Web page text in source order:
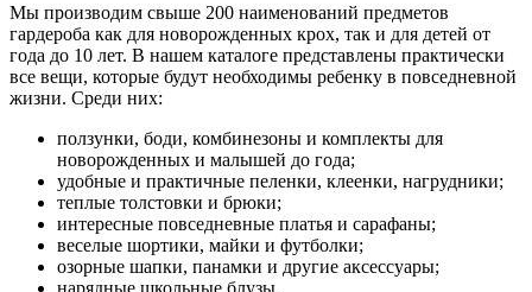
Мы производим свыше 200 наименований предметов
гардероба как для новорожденных крох, так и для детей от
года до 10 лет. В нашем каталоге представлены практически
все вещи, которые будут необходимы ребенку в повседневной
жизни. Среди них:
ползунки, боди, комбинезоны и комплекты для
новорожденных и малышей до года;
удобные и практичные пеленки, клеенки, нагрудники;
теплые толстовки и брюки;
интересные повседневные платья и сарафаны;
веселые шортики, майки и футболки;
озорные шапки, панамки и другие аксессуары;
нарядные школьные блузы.